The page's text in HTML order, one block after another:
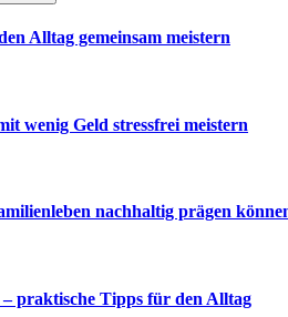
Alltag gemeinsam meistern
wenig Geld stressfrei meistern
nachhaltig prägen
praktische Tipps für den Alltag